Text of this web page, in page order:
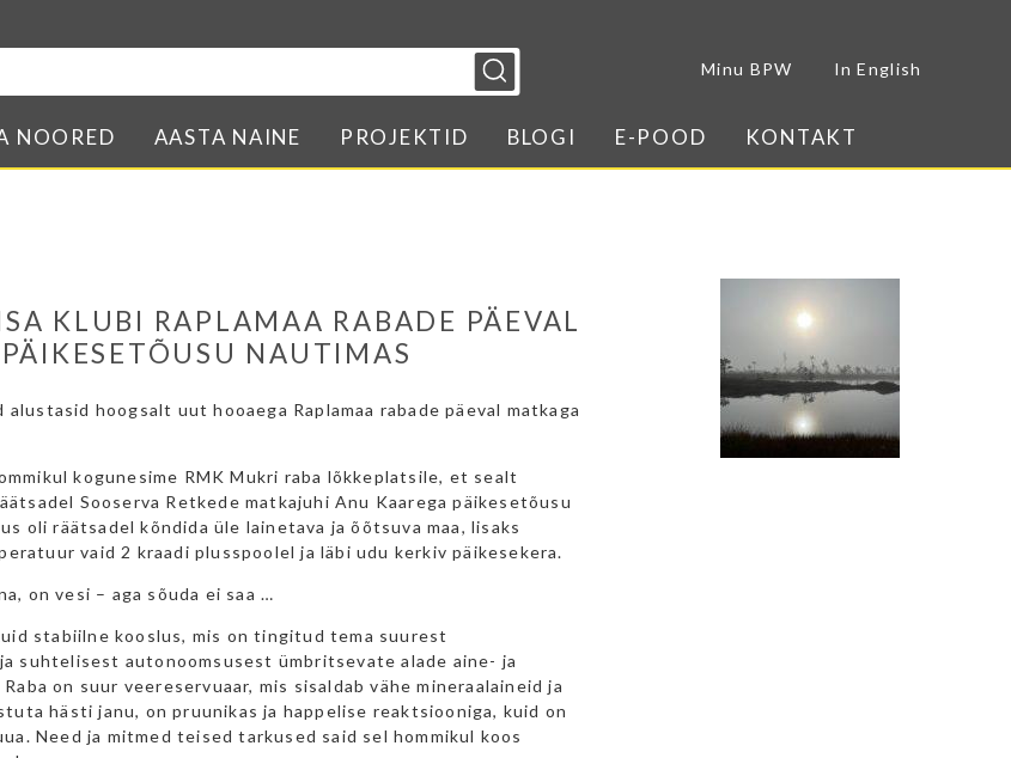
Minu BPW In English
NOORED AASTA NAINE PROJEKTID BLOGI E-POOD KONTAKT
KLUBI RAPLAMAA RABADE PÄEVAL
PÄIKESETÕUSU NAUTIMAS
alustasid hoogsalt uut hooaega Raplamaa rabade päeval matkaga
kogunesime RMK Mukri raba lõkkeplatsile, et sealt
Sooserva Retkede matkajuhi Anu Kaarega päikesetõusu
oli räätsadel kõndida üle lainetava ja õõtsuva maa, lisaks
vaid 2 kraadi plusspoolel ja läbi udu kerkiv päikesekera.
on vesi – aga sõuda ei saa …
stabiilne kooslus, mis on tingitud tema suurest
suhtelisest autonoomsusest ümbritsevate alade aine- ja
on suur veereservuaar, mis sisaldab vähe mineraalaineid ja
hästi janu, on pruunikas ja happelise reaktsiooniga, kuid on
Need ja mitmed teised tarkused said sel hommikul koos